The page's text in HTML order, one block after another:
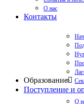
О нас
Контакты
Образование
Поступление и
О